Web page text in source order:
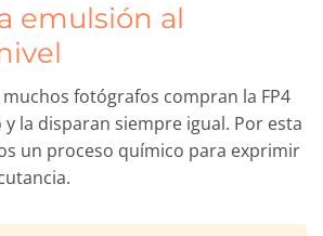
emulsión al
fotógrafos compran la FP4
la disparan siempre igual. Por esta
un proceso químico para exprimir